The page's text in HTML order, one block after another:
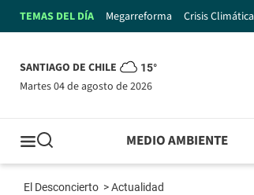
TEMAS DEL DÍA Megarreforma Crisis Climática
SANTIAGO DE CHILE 15°
martes 04 de agosto de 2026
MEDIO AMBIENTE
El Desconcierto >Actualidad